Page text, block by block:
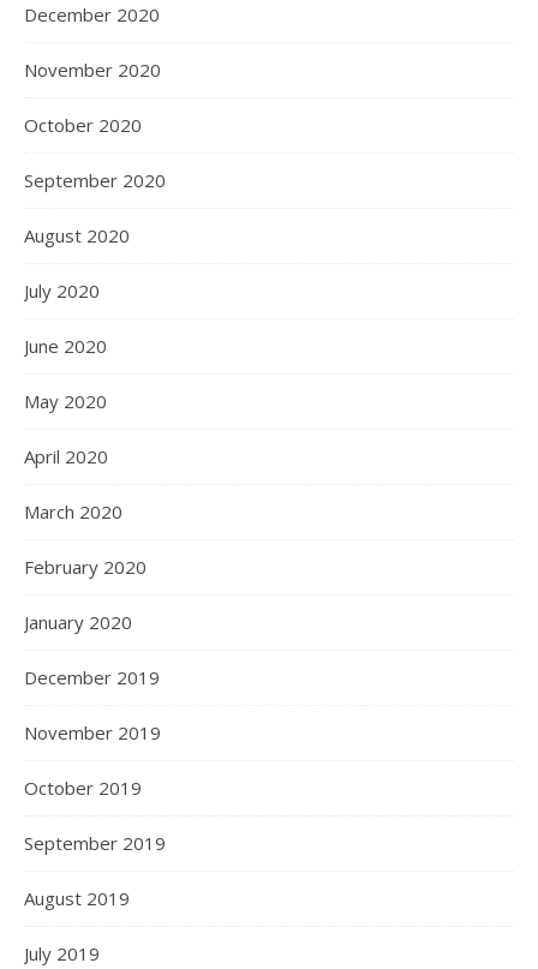
December 2020
November 2020
October 2020
September 2020
August 2020
July 2020
June 2020
May 2020
April 2020
March 2020
February 2020
January 2020
December 2019
November 2019
October 2019
September 2019
August 2019
July 2019